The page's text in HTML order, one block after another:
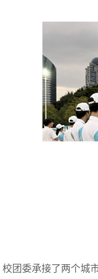
团委承接了两个城